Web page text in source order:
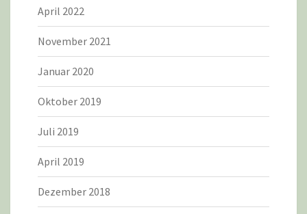
April 2022
November 2021
Januar 2020
Oktober 2019
Juli 2019
April 2019
Dezember 2018